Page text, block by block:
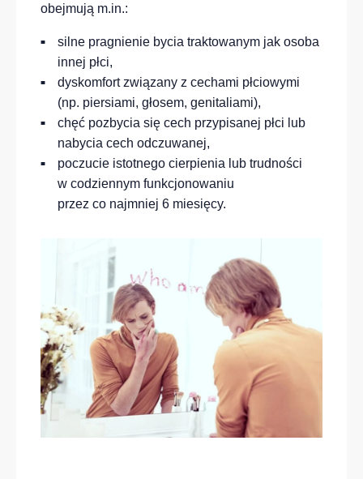
obejmują m.in.:
silne pragnienie bycia traktowanym jak osoba
innej płci,
dyskomfort związany z cechami płciowymi
(np. piersiami, głosem, genitaliami),
chęć pozbycia się cech przypisanej płci lub
nabycia cech odczuwanej,
poczucie istotnego cierpienia lub trudności
w codziennym funkcjonowaniu
przez co najmniej 6 miesięcy.